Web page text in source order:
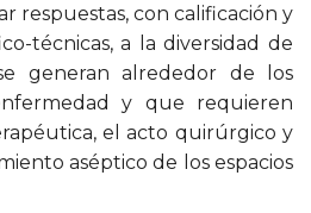
respuestas, con calificación y
técnicas, a la diversidad de
generan alrededor de los
y que requieren
el acto quirúrgico y
aséptico de los espacios